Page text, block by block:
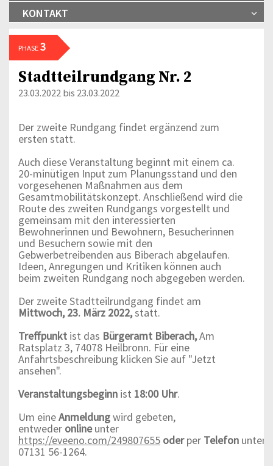
KONTAKT
PHASE 3
Stadtteilrundgang Nr. 2
23.03.2022 bis 23.03.2022
Der zweite Rundgang findet ergänzend zum
ersten statt.
Auch diese Veranstaltung beginnt mit einem ca.
20-minütigen Input zum Planungsstand und den
vorgesehenen Maßnahmen aus dem
Gesamtmobilitätskonzept. Anschließend wird die
Route des zweiten Rundgangs vorgestellt und
gemeinsam mit den interessierten
Bewohnerinnen und Bewohnern, Besucherinnen
und Besuchern sowie mit den
Gebwerbetreibenden aus Biberach abgelaufen.
Ideen, Anregungen und Kritiken können auch
beim zweiten Rundgang noch abgegeben werden.
Der zweite Stadtteilrundgang findet am
Mittwoch, 23. März 2022,statt.
Treffpunkt ist das Bürgeramt Biberach,Am
Ratsplatz 3, 74078 Heilbronn. Für eine
Anfahrtsbeschreibung klicken Sie auf "Jetzt
ansehen".
Veranstaltungsbeginn ist 18:00 Uhr.
Um eineAnmeldungwird gebeten,
entweder onlineunter
https://eveeno.com/249807655 oderper Telefon unter
07131 56-1264.